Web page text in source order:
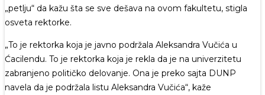
„petlju“ da kažu šta se sve dešava na ovom fakultetu, stigla
osveta rektorke.
„To je rektorka koja je javno podržala Aleksandra Vučića u
Ćacilendu. To je rektorka koja je rekla da je na univerzitetu
zabranjeno političko delovanje. Ona je preko sajta DUNP
navela da je podržala listu Aleksandra Vučića“, kaže